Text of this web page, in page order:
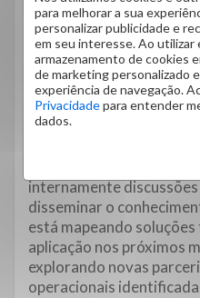
para melhorar a sua
personalizar publicidade e
em seu interesse. Ao utilizar
armazenamento de cookies
de marketing personalizado
experiência de navegação.
Privacidadepara entender
dados.
alimentam a estratégia
administração de
ou na intermediação de
Ações
evento
Como desdobramento,
internamente
disseminar o
está mapeando
aplicação nos próximos
explorando novas
operacionais